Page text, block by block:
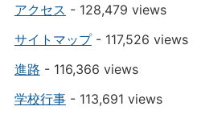
アクセス - 128,479 views
サイトマップ- 117,526 views
進路 - 116,366 views
学校行事- 113,691 views